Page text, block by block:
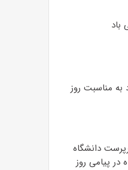
باد
به مناسبت روز
دانشگاه
در پیامی روز